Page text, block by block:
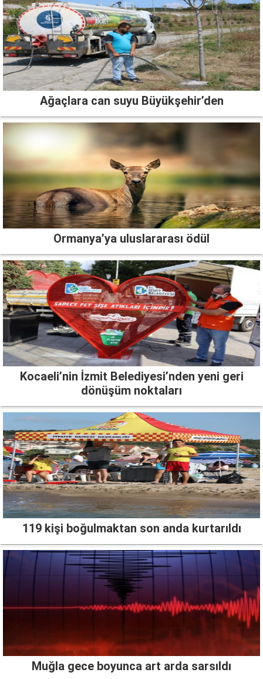
Ağaçlara can suyu Büyükşehir’den
Ormanya’ya uluslararası ödül
Kocaeli’nin İzmit Belediyesi’nden yeni geri
dönüşüm noktaları
119 kişi boğulmaktan son anda kurtarıldı
Muğla gece boyunca art arda sarsıldı